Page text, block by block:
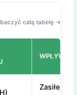
całą tabelę →
WPŁYW L4
Zasiłek